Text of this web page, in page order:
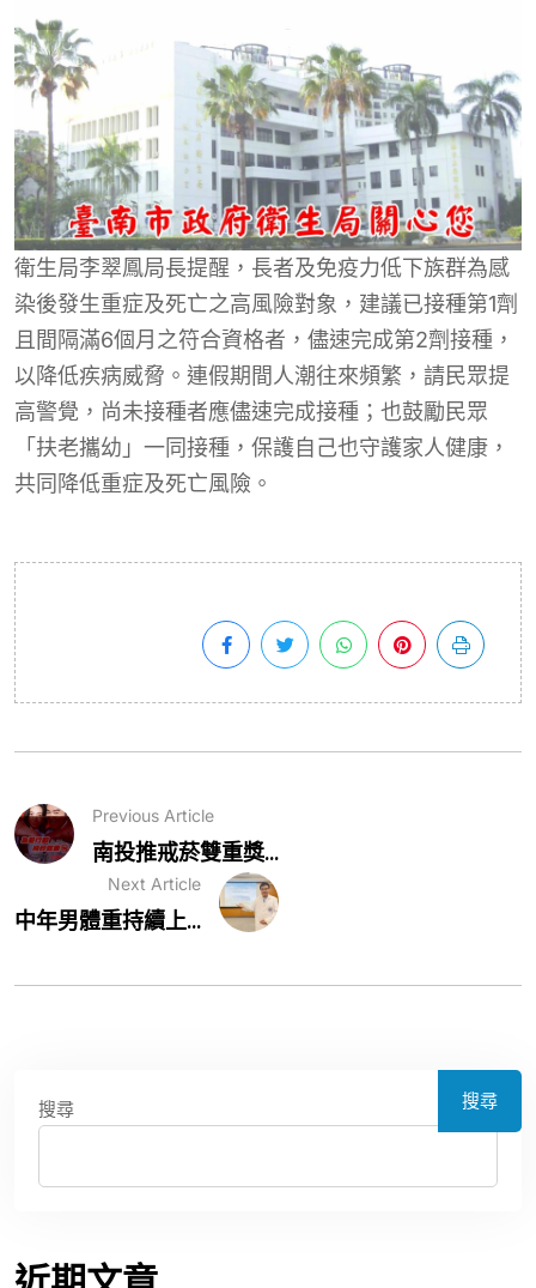
衛生局李翠鳳局長提醒，長者及免疫力低下族群為感
染後發生重症及死亡之高風險對象，建議已接種第1劑
且間隔滿6個月之符合資格者，儘速完成第2劑接種，
以降低疾病威脅。連假期間人潮往來頻繁，請民眾提
高警覺，尚未接種者應儘速完成接種；也鼓勵民眾
「扶老攜幼」一同接種，保護自己也守護家人健康，
共同降低重症及死亡風險。
Previous Article
南投推戒菸雙重獎...
Next Article
中年男體重持續上...
搜尋 搜尋